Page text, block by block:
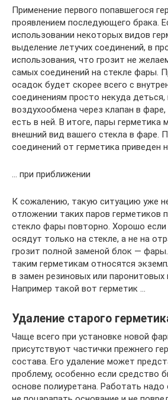
Применение первого попавшегося
проявлением последующего брака.
использовании некоторых видов
выделение летучих соединений, в
использования, что грозит не
самых соединений на стекле фары.
осадок будет скорее всего с
соединениям просто некуда деться,
воздухообмена через клапан в
есть в ней. В итоге, пары герметика
внешний вид вашего стекла в фаре.
соединений от герметика приведен
… при приближении
К сожалению, такую ситуацию уже
отложении таких паров герметиков
стекло фары повторно. Хорошо
осядут только на стекле, а не на
грозит полной заменой блок —
таким герметикам относятся
в замен резиновых или паронитовых
Например такой вот герметик …
Удаление старого
Чаще всего при установке новой
присутствуют частички прежнего
состава. Его удаление может
проблему, особенно если средство
основе полиуретана. Работать